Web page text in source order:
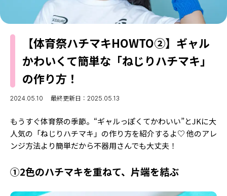
スキンケア
ボディケア
勉強・受験・進路
なにわ男子
K-POP
ライフスタイルニュース
JKランキング・アワード
モデルの購入品
おでかけ
お悩み相談
JK TREND
MODELS
MODEL'S BLOG
TikTok
Instagram
YouTube
FORTUNE
MISS SEVENTEEN
【体育祭ハチマキHOWTO②】ギャル
かわいくて簡単な「ねじりハチマキ」
の作り方！
2024.05.10 最終更新日：2025.05.13
もうすぐ体育祭の季節。“ギャルっぽくてかわいい”とJKに大
人気の「ねじりハチマキ」の作り方を紹介するよ♡ 他のアレ
ンジ方法より簡単だから不器用さんでも大丈夫！
①2色のハチマキを重ねて、片端を結ぶ